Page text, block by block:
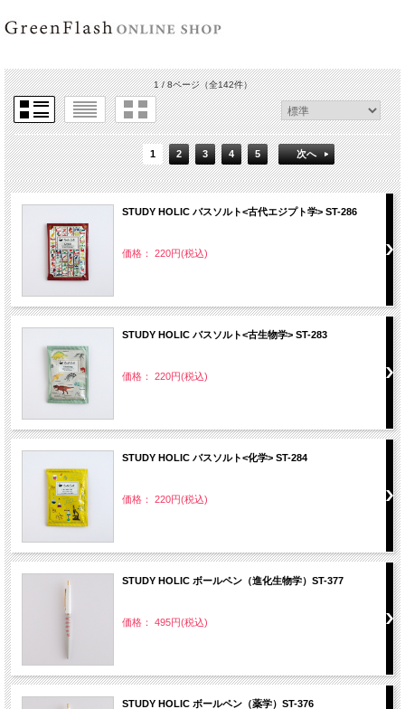
1 / 8ページ（全142件）
1 2 3 4 5 次へ
STUDY HOLIC バスソルト<古代エジプト学> ST-286
価格： 220円(税込)
STUDY HOLIC バスソルト<古生物学> ST-283
価格： 220円(税込)
STUDY HOLIC バスソルト<化学> ST-284
価格： 220円(税込)
STUDY HOLIC ボールペン（進化生物学）ST-377
価格： 495円(税込)
STUDY HOLIC ボールペン（薬学）ST-376